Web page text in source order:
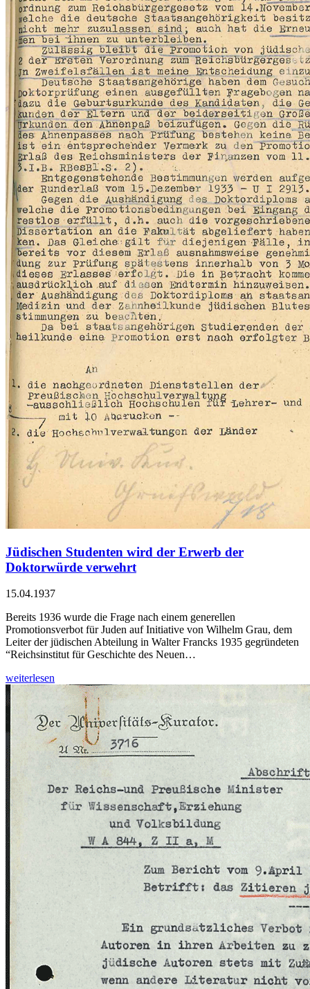
Jüdischen Studenten wird der Erwerb der
Doktorwürde verwehrt
15.04.1937
Bereits 1936 wurde die Frage nach einem generellen
Promotionsverbot für Juden auf Initiative von Wilhelm Grau, dem
Leiter der jüdischen Abteilung in Walter Francks 1935 gegründeten
“Reichsinstitut für Geschichte des Neuen…
weiterlesen